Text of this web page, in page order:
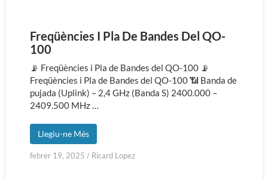
Freqüències I Pla De Bandes Del QO-
100
📡 Freqüències i Pla de Bandes del QO-100 📡
Freqüències i Pla de Bandes del QO-100 📶 Banda de
pujada (Uplink) – 2,4 GHz (Banda S) 2400.000 –
2409.500 MHz …
Llegiu-ne Més
febrer 19, 2025 / Ricard Lopez